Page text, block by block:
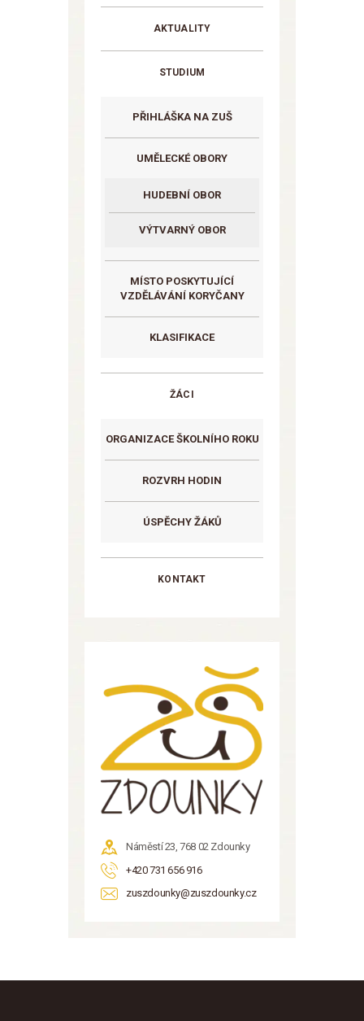
AKTUALITY
STUDIUM
PŘIHLÁŠKA NA ZUŠ
UMĚLECKÉ OBORY
HUDEBNÍ OBOR
VÝTVARNÝ OBOR
MÍSTO POSKYTUJÍCÍ
VZDĚLÁVÁNÍ KORYČANY
KLASIFIKACE
ŽÁCI
ORGANIZACE ŠKOLNÍHO ROKU
ROZVRH HODIN
ÚSPĚCHY ŽÁKŮ
KONTAKT
Náměstí 23, 768 02 Zdounky
+420 731 656 916
zuszdounky@zuszdounky.cz